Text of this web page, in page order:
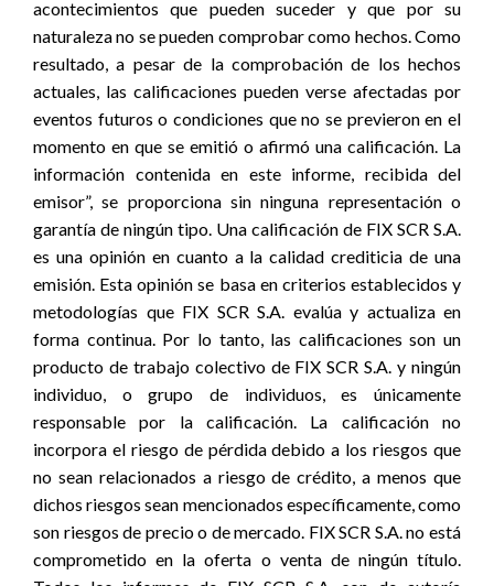
acontecimientos que pueden suceder y que por su
naturaleza no se pueden comprobar como hechos. Como
resultado, a pesar de la comprobación de los hechos
actuales, las calificaciones pueden verse afectadas por
eventos futuros o condiciones que no se previeron en el
momento en que se emitió o afirmó una calificación. La
información contenida en este informe, recibida del
emisor”, se proporciona sin ninguna representación o
garantía de ningún tipo. Una calificación de FIX SCR S.A.
es una opinión en cuanto a la calidad crediticia de una
emisión. Esta opinión se basa en criterios establecidos y
metodologías que FIX SCR S.A. evalúa y actualiza en
forma continua. Por lo tanto, las calificaciones son un
producto de trabajo colectivo de FIX SCR S.A. y ningún
individuo, o grupo de individuos, es únicamente
responsable por la calificación. La calificación no
incorpora el riesgo de pérdida debido a los riesgos que
no sean relacionados a riesgo de crédito, a menos que
dichos riesgos sean mencionados específicamente, como
son riesgos de precio o de mercado. FIX SCR S.A. no está
comprometido en la oferta o venta de ningún título.